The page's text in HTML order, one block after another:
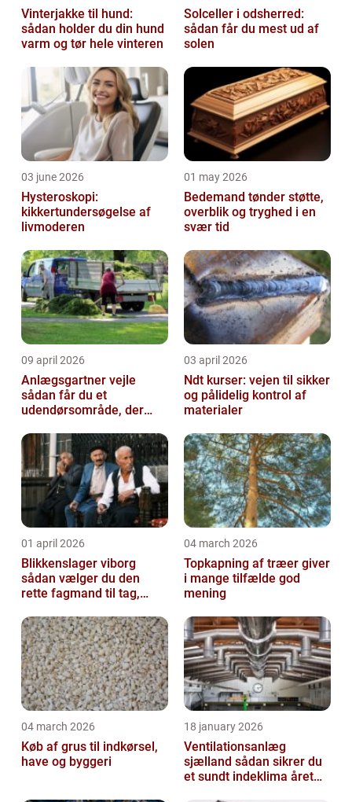
Vinterjakke til hund:
sådan holder du din hund
varm og tør hele vinteren
Solceller i odsherred:
sådan får du mest ud af
solen
03 june 2026
Hysteroskopi:
kikkertundersøgelse af
livmoderen
01 may 2026
Bedemand tønder støtte,
overblik og tryghed i en
svær tid
09 april 2026
Anlægsgartner vejle
sådan får du et
udendørsområde, der
03 april 2026
Ndt kurser: vejen til sikker
og pålidelig kontrol af
materialer
01 april 2026
Blikkenslager viborg
sådan vælger du den
rette fagmand til tag,
04 march 2026
Topkapning af træer giver
i mange tilfælde god
mening
04 march 2026
Køb af grus til indkørsel,
have og byggeri
18 january 2026
Ventilationsanlæg
sjælland sådan sikrer du
et sundt indeklima året